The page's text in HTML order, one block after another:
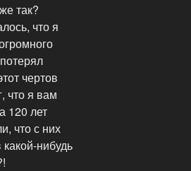
так?
что я
чертов
что я вам
120 лет
что с них
нибудь